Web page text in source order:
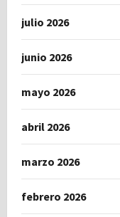
julio 2026
junio 2026
mayo 2026
abril 2026
marzo 2026
febrero 2026